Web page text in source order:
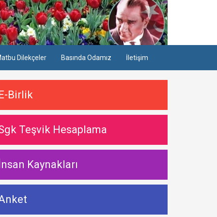
Dilekçeler Basında Odamız İletişim
Birlik
Teşvik Hesaplama
Kaynakları